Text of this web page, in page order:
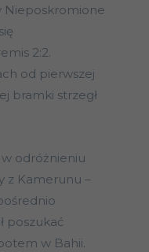
Nieposkromione
2:2.
od pierwszej
bramki strzegł
odróżnieniu
z Kamerunu –
poszukać
w Bahii.